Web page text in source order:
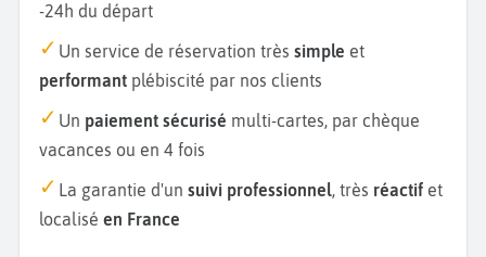
-24h du départ
Un service de réservation très simple et
performant plébiscité par nos clients
Un paiement sécurisé multi-cartes, par chèque
vacances ou en 4 fois
La garantie d'un suivi professionnel, très réactif et
localisé en France